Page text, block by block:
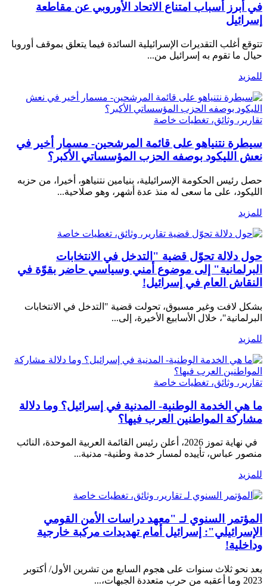
في أبرز أسباب امتناع الاتحاد الأوروبي عن مقاطعة
إسرائيل
تتوقع أغلب التقديرات الإسرائيلية السائدة فيما يتعلق بموقف أوروبا
حيال ما تقوم به إسرائيل من...
للمزيد
تقارير، وثائق، تغطيات خاصة
سيطرة نتنياهو على قائمة المرشحين- مسمار أخير في
نعش الليكود بوصفه الحزب المؤسساتي الأكبر؟
حصل رئيس الحكومة الإسرائيلية، بنيامين نتنياهو، أخيرا، من حزبه
الليكود، على ما سعى له منذ عدة أشهر، وهو صلاحية...
للمزيد
تقارير، وثائق، تغطيات خاصة
حول دلالة تحوّل قضية "التدخل في الانتخابات
البرلمانية" إلى موضوع أمني وسياسي حاضر بقوّة في
النقاش العام في إسرائيل!
بشكل لافت وغير مسبوق، تحولت قضية "التدخل في الانتخابات
البرلمانية"، خلال الأسابيع الأخيرة، إلى...
للمزيد
تقارير، وثائق، تغطيات خاصة
ما هي الخدمة الوطنية- المدنية في إسرائيل؟ وما دلالة
مشاركة المواطنين العرب فيها؟
في نهاية تموز 2026، أعلن رئيس القائمة العربية الموحدة، النائب
منصور عباس، تأييده لمسار خدمة وطنية- مدنية...
للمزيد
تقارير، وثائق، تغطيات خاصة
المؤتمر السنوي لـ "معهد دراسات الأمن القومي
الإسرائيلي": إسرائيل أمام تهديدات مركبة خارجية
وداخلية!
بعد نحو ثلاث سنوات على هجوم السابع من تشرين الأول/ أكتوبر
2023 وما أعقبه من حرب متعددة الجبهات،...